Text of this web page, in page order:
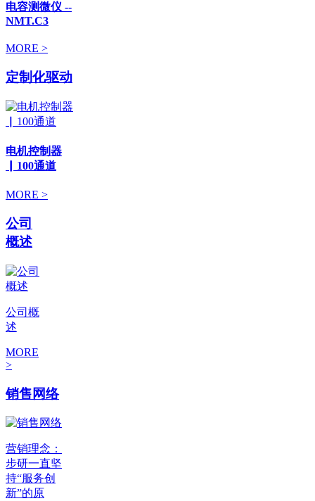
电容测微仪 --
NMT.C3
MORE >
定制化驱动
电机控制器
▏100通道
MORE >
公司
概述
公司概
述
MORE
>
销售网络
营销理念：
步研一直坚
持“服务创
新”的原